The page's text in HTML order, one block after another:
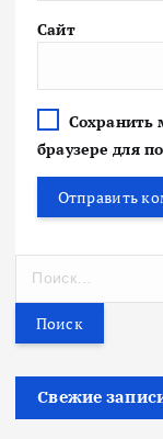
Сайт
Сохранить
браузере для
т
Свежие